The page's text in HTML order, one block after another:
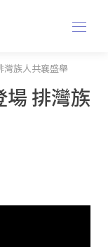
灣族人共襄盛舉
場 排灣族